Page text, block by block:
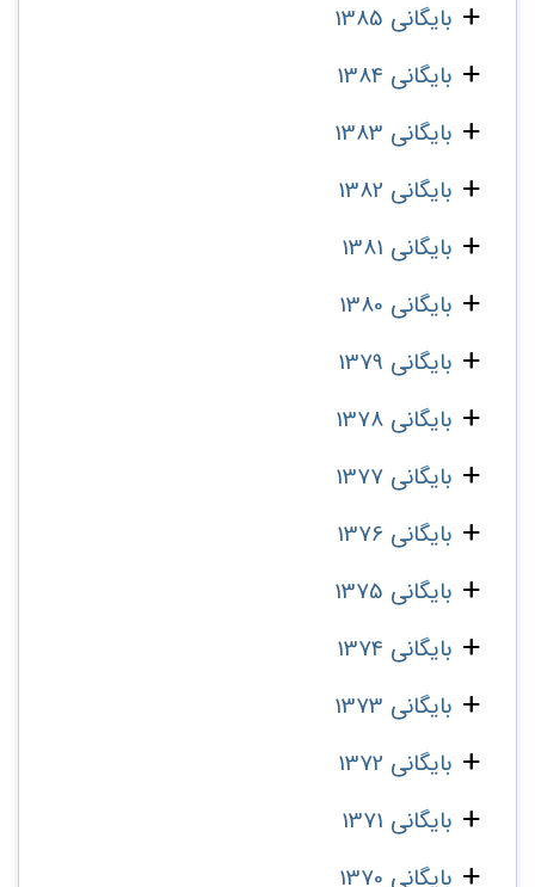
بایگانی 1385
بایگانی 1384
بایگانی 1383
بایگانی 1382
بایگانی 1381
بایگانی 1380
بایگانی 1379
بایگانی 1378
بایگانی 1377
بایگانی 1376
بایگانی 1375
بایگانی 1374
بایگانی 1373
بایگانی 1372
بایگانی 1371
بایگانی 1370